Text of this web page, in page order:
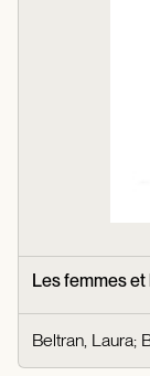
Les femmes
Beltran, Laura;